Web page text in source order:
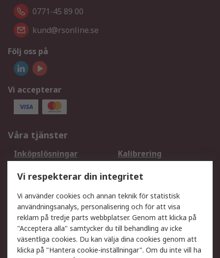
0771-45 89 00
kund@rsonline.se
Följ oss på
Vi accepterar
Våra tjänster
Inköpslösningar
Kalibrering
DesignSpark
Teknisk Support
Ditt lokala säljteam
Exportlösningar
Support
Få hjälp
Retur av varor
Leverans
Spåra din order
Vi respekterar din integritet
Vi använder cookies och annan teknik för statistisk
användningsanalys, personalisering och för att visa
reklam på tredje parts webbplatser. Genom att klicka på
"Acceptera alla" samtycker du till behandling av icke
väsentliga cookies. Du kan välja dina cookies genom att
klicka på "Hantera cookie-inställningar". Om du inte vill ha